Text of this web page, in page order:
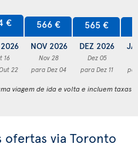
€
16
22
566 €
NOV 2026
Nov 28
para Dez 04
565 €
DEZ 2026
Dez 05
para Dez 11
viagem de ida e volta e incluem taxas
ofertas via Toronto